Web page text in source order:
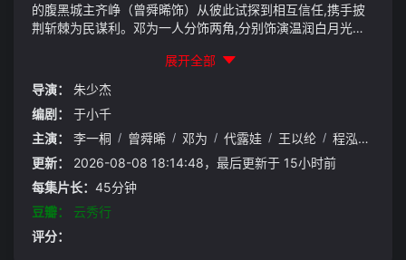
的腹黑城主齐峥（曾舜晞饰）从彼此试探到相互信任,携手披
荆斩棘为民谋利。邓为一人分饰两角,分别饰演温润白月光郑
杂而动人的故事,最终范云助齐峥平天下破陈规,解决九城危机,
携手为民打造繁荣九城。
展开全部
导演：
朱少杰
编剧：
于小千
主演：
李一桐 / 曾舜晞 / 邓为 / 代露娃 / 王以纶 / 程泓鑫
更新：
2026-08-08 18:14:48，最后更新于 15小时前
每集片长： 45分钟
豆瓣：
云秀行
评分：